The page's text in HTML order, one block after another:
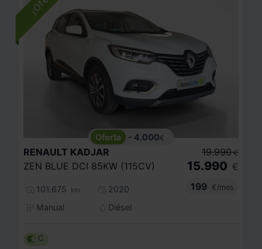
- 4.000€
RENAULT KADJAR
ZEN BLUE DCI 85KW (115CV)
101.675 km
2020
Manual
Diésel
19.990 €
15.990 €
199
€/mes
C